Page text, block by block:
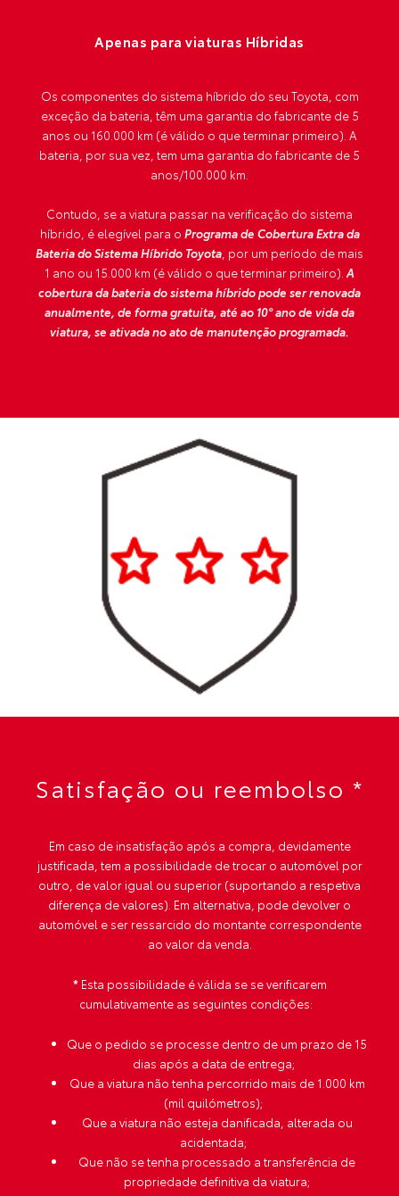
Apenas para viaturas Híbridas
Os componentes do sistema híbrido do seu Toyota, com
exceção da bateria, têm uma garantia do fabricante de 5
anos ou 160.000 km (é válido o que terminar primeiro). A
bateria, por sua vez, tem uma garantia do fabricante de 5
anos/100.000 km.
Contudo, se a viatura passar na verificação do sistema
híbrido, é elegível para o Programa de Cobertura Extra da
Bateria do Sistema Híbrido Toyota , por um período de mais
1 ano ou 15.000 km (é válido o que terminar primeiro). A
cobertura da bateria do sistema híbrido pode ser renovada
anualmente, de forma gratuita, até ao 10º ano de vida da
viatura, se ativada no ato de manutenção programada.
Satisfação ou reembolso *
Em caso de insatisfação após a compra, devidamente
justificada, tem a possibilidade de trocar o automóvel por
outro, de valor igual ou superior (suportando a respetiva
diferença de valores). Em alternativa, pode devolver o
automóvel e ser ressarcido do montante correspondente
ao valor da venda.
*Esta possibilidade é válida se se verificarem
cumulativamente as seguintes condições:
Que o pedido se processe dentro de um prazo de 15
dias após a data de entrega;
Que a viatura não tenha percorrido mais de 1.000 km
(mil quilómetros);
Que a viatura não esteja danificada, alterada ou
acidentada;
Que não se tenha processado a transferência de
propriedade definitiva da viatura;